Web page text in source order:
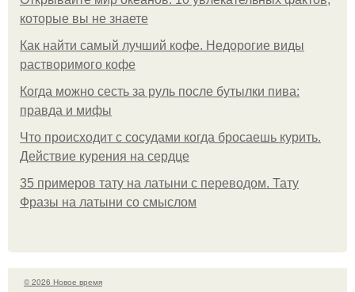
которые вы не знаете
Как найти самый лучший кофе. Недорогие виды
растворимого кофе
Когда можно сесть за руль после бутылки пива:
правда и мифы
Что происходит с сосудами когда бросаешь курить.
Действие курения на сердце
35 примеров тату на латыни с переводом. Тату
Фразы на латыни со смыслом
© 2026 Новое время